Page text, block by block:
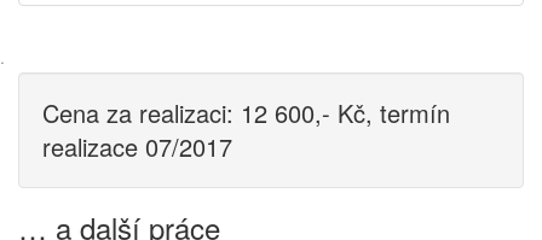
·
Cena za realizaci: 12 600,- Kč, termín
realizace 07/2017
… a další práce